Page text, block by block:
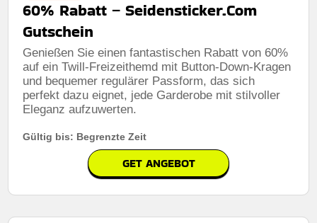
Art des Angebots:Zeitlich begrenztes angebot
Bedingungen:Weitere Informationen finden Sie in den
Nutzungsbedingungen auf der Website des Händlers.
60% Rabatt – Seidensticker.Com
Gutschein
Genießen Sie einen fantastischen Rabatt von 60%
auf ein Twill-Freizeithemd mit Button-Down-Kragen
und bequemer regulärer Passform, das sich
perfekt dazu eignet, jede Garderobe mit stilvoller
Eleganz aufzuwerten.
Gültig bis: Begrenzte Zeit
GET ANGEBOT